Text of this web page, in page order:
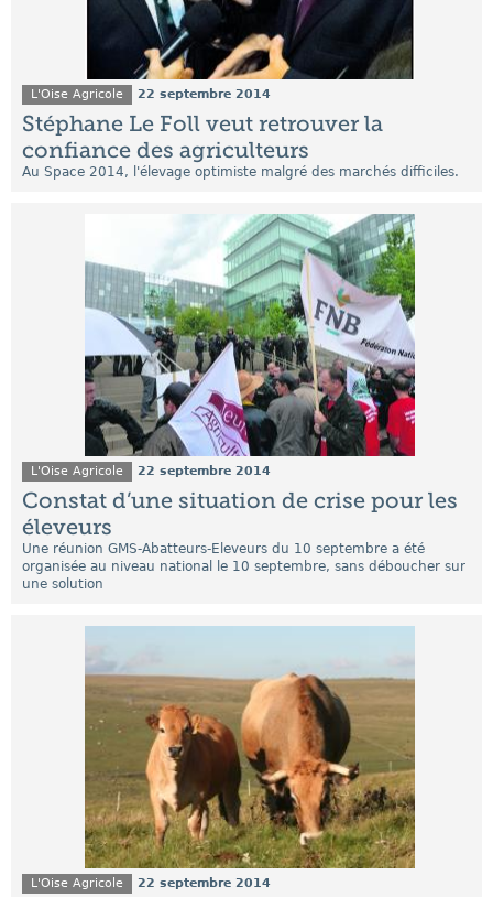
L'Oise Agricole 22 septembre 2014
Stéphane Le Foll veut retrouver la
confiance des agriculteurs
Au Space 2014, l'élevage optimiste malgré des marchés difficiles.
L'Oise Agricole 22 septembre 2014
Constat d’une situation de crise pour les
éleveurs
Une réunion GMS-Abatteurs-Eleveurs du 10 septembre a été
organisée au niveau national le 10 septembre, sans déboucher sur
une solution
L'Oise Agricole 22 septembre 2014